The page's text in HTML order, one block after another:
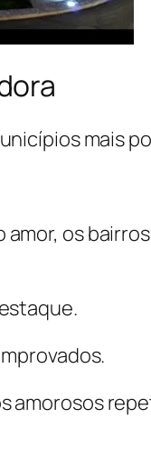
mais
os
amorosos